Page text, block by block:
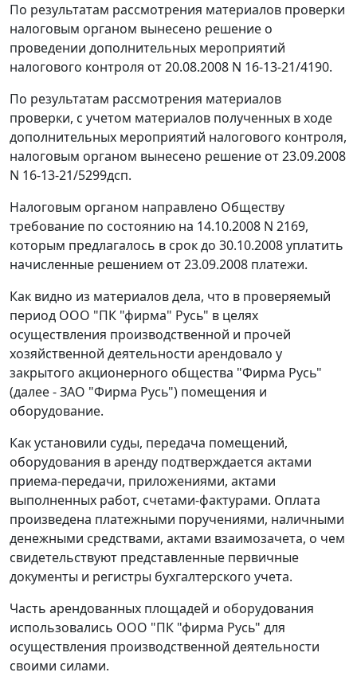
По результатам рассмотрения материалов проверки
налоговым органом вынесено решение о
проведении дополнительных мероприятий
налогового контроля от 20.08.2008 N 16-13-21/4190.
По результатам рассмотрения материалов
проверки, с учетом материалов полученных в ходе
дополнительных мероприятий налогового контроля,
налоговым органом вынесено решение от 23.09.2008
N 16-13-21/5299дсп.
Налоговым органом направлено Обществу
требование по состоянию на 14.10.2008 N 2169,
которым предлагалось в срок до 30.10.2008 уплатить
начисленные решением от 23.09.2008 платежи.
Как видно из материалов дела, что в проверяемый
период ООО "ПК "фирма" Русь" в целях
осуществления производственной и прочей
хозяйственной деятельности арендовало у
закрытого акционерного общества "Фирма Русь"
(далее - ЗАО "Фирма Русь") помещения и
оборудование.
Как установили суды, передача помещений,
оборудования в аренду подтверждается актами
приема-передачи, приложениями, актами
выполненных работ, счетами-фактурами. Оплата
произведена платежными поручениями, наличными
денежными средствами, актами взаимозачета, о чем
свидетельствуют представленные первичные
документы и регистры бухгалтерского учета.
Часть арендованных площадей и оборудования
использовались ООО "ПК "фирма Русь" для
осуществления производственной деятельности
своими силами.